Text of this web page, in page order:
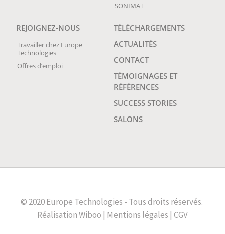
SONIMAT
REJOIGNEZ-NOUS
Travailler chez Europe
Technologies
Offres d’emploi
TÉLÉCHARGEMENTS
ACTUALITÉS
CONTACT
TÉMOIGNAGES ET
RÉFÉRENCES
SUCCESS STORIES
SALONS
© 2020 Europe Technologies - Tous droits réservés.
RéalisationWiboo | Mentions légales | CGV